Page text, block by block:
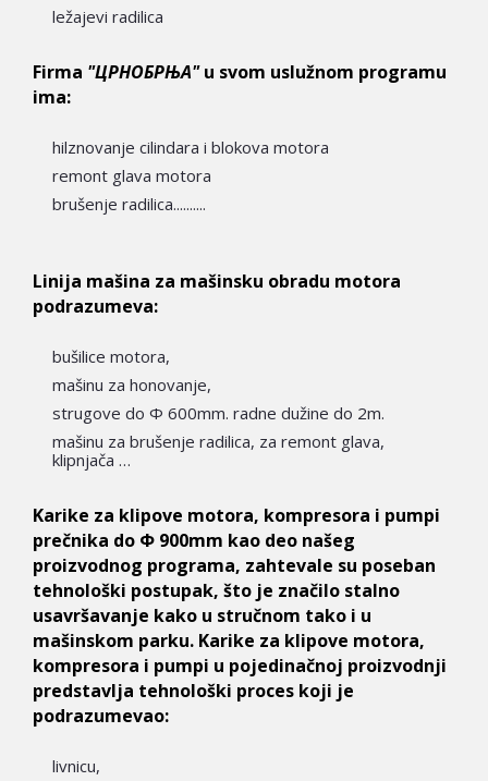
ležajevi radilica
Firma "ЦРНОБРЊА"u svom uslužnom programu
ima:
hilznovanje cilindara i blokova motora
remont glava motora
brušenje radilica..........
Linija mašina za mašinsku obradu motora
podrazumeva:
bušilice motora,
mašinu za honovanje,
strugove do Ф 600mm. radne dužine do 2m.
mašinu za brušenje radilica, za remont glava,
klipnjača …
Karike za klipove motora, kompresora i pumpi
prečnika do Ф 900mm kao deo našeg
proizvodnog programa, zahtevale su poseban
tehnološki postupak, što je značilo stalno
usavršavanje kako u stručnom tako i u
mašinskom parku. Karike za klipove motora,
kompresora i pumpi u pojedinačnoj proizvodnji
predstavlja tehnološki proces koji je
podrazumevao:
livnicu,